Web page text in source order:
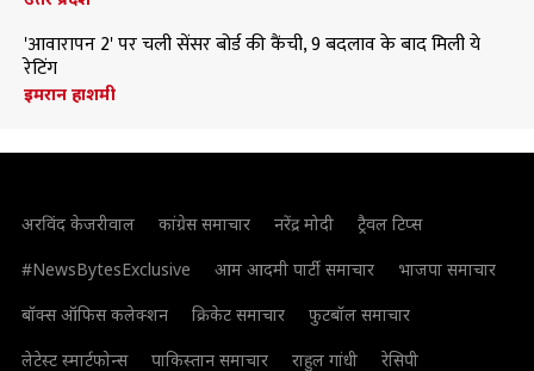
'आवारापन 2' पर चली सेंसर बोर्ड की कैंची, 9 बदलाव के बाद मिली ये
रेटिंग
इमरान हाशमी
अरविंद केजरीवाल कांग्रेस समाचार नरेंद्र मोदी
ट्रैवल टिप्स
#NewsBytesExclusive
आम आदमी पार्टी समाचार
भाजपा समाचार
बॉक्स ऑफिस कलेक्शन
क्रिकेट समाचार
फुटबॉल समाचार
लेटेस्ट स्मार्टफोन्स
पाकिस्तान समाचार राहुल गांधी
रेसिपी